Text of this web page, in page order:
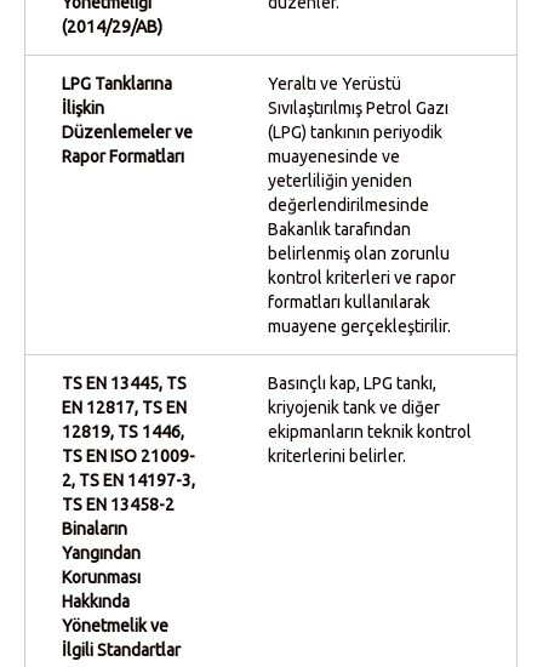
(2014/29/AB)
LPG Tanklarına
İlişkin
Düzenlemeler ve
Rapor Formatları
Yeraltı ve Yerüstü
Sıvılaştırılmış Petrol Gazı
(LPG) tankının periyodik
muayenesinde ve
yeterliliğin yeniden
değerlendirilmesinde
Bakanlık tarafından
belirlenmiş olan zorunlu
kontrol kriterleri ve rapor
formatları kullanılarak
muayene gerçekleştirilir.
TS EN 13445, TS
EN 12817, TS EN
12819, TS 1446,
TS EN ISO 21009-
2, TS EN 14197-3,
TS EN 13458-2
Binaların
Yangından
Korunması
Hakkında
Yönetmelik ve
İlgili Standartlar
Basınçlı kap, LPG tankı,
kriyojenik tank ve diğer
ekipmanların teknik kontrol
kriterlerini belirler.